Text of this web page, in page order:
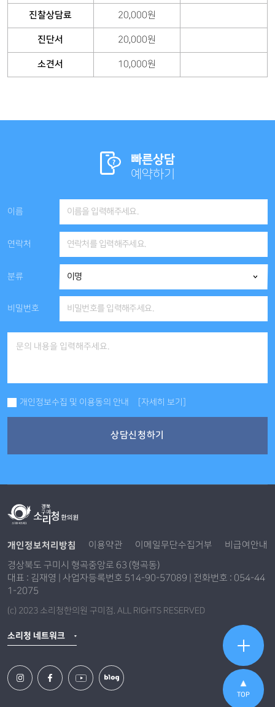
TOP
진찰상담료 20,000원
진단서 20,000원
소견서 10,000원
빠른상담
예약하기
이름
연락처
분류
비밀번호
개인정보수집 및 이용동의 안내 [자세히 보기]
상담신청하기
개인정보처리방침 이용약관 이메일무단수집거부 비급여안내
경상북도 구미시 형곡중앙로 63 (형곡동)
대표 : 김재영 | 사업자등록번호 514-90-57089 | 전화번호 : 054-44
1-2075
(c) 2023 소리청한의원 구미점. ALL RIGHTS RESERVED
소리청 네트워크